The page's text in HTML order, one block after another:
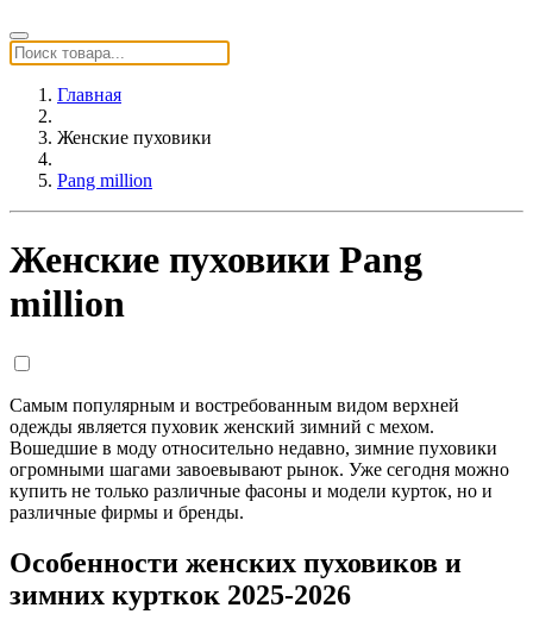
Главная
Женские пуховики
Pang million
Женские пуховики Pang
million
Самым популярным и востребованным видом верхней
одежды является пуховик женский зимний с мехом.
Вошедшие в моду относительно недавно, зимние пуховики
огромными шагами завоевывают рынок. Уже сегодня можно
купить не только различные фасоны и модели курток, но и
различные фирмы и бренды.
Особенности женских пуховиков и
зимних курткок 2025-2026